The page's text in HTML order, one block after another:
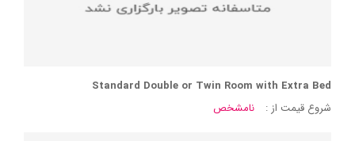
Standard Double or Twin Room with Extra Bed
شروع قیمت از :
نامشخص